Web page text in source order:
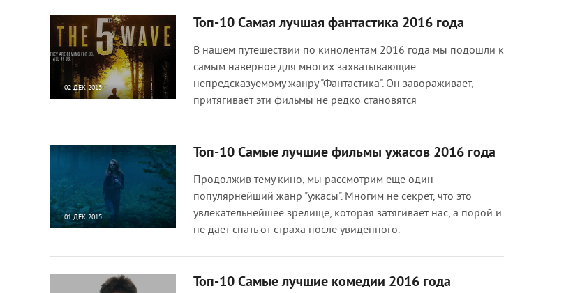
02 ДЕК 2015
Топ-10 Самая лучшая фантастика 2016 года
В нашем путешествии по кинолентам 2016 года мы подошли к
самым наверное для многих захватывающие
непредсказуемому жанру "Фантастика". Он завораживает,
притягивает эти фильмы не редко становятся
01 ДЕК 2015
Топ-10 Самые лучшие фильмы ужасов 2016 года
Продолжив тему кино, мы рассмотрим еще один
популярнейший жанр "ужасы". Многим не секрет, что это
увлекательнейшее зрелище, которая затягивает нас, а порой и
не дает спать от страха после увиденного.
Топ-10 Самые лучшие комедии 2016 года